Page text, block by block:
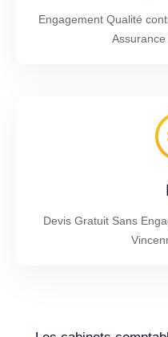
Engagement Qualité
Devis Gratuit Sans